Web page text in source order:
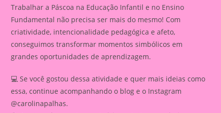
Trabalhar a Páscoa na Educação Infantil e no Ensino
Fundamental não precisa ser mais do mesmo! Com
criatividade, intencionalidade pedagógica e afeto,
conseguimos transformar momentos simbólicos em
grandes oportunidades de aprendizagem.
💻 Se você gostou dessa atividade e quer mais ideias como
essa, continue acompanhando o blog e o Instagram
@carolinapalhas.